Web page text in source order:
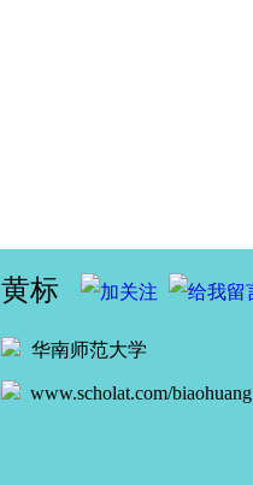
黄标
华南师范大学
www.scholat.com/biaohuang